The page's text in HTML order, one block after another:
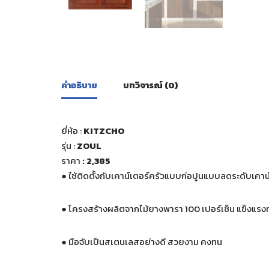
คำอธิบาย บทวิจารณ์ (0)
ยี่ห้อ :KITZCHO
รุ่น :ZOUL
ราคา : 2,385
●ใช้ติดตั้งกับเคาน์เตอร์ครัวแบบก่อปูนแบบลดระดับเคา
●โครงสร้างผลิตจากไม้ยางพารา 100 เปอร์เซ็น แข็งแร
● มือจับเป็นสเตนเลสอย่างดี สวยงาม คงทน